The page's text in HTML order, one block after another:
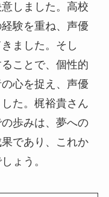
しました。高校
験を重ね、声優
ました。そし
ことで、個性的
心を捉え、声優
た。梶裕貴さん
歩みは、夢への
であり、これか
ょう。